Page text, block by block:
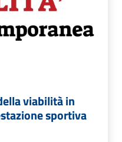
viabilità in
sportiva